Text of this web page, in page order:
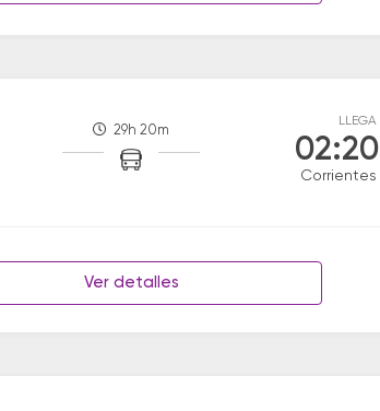
29h 20m
LLEGA
02:20
Corrientes
Ver detalles